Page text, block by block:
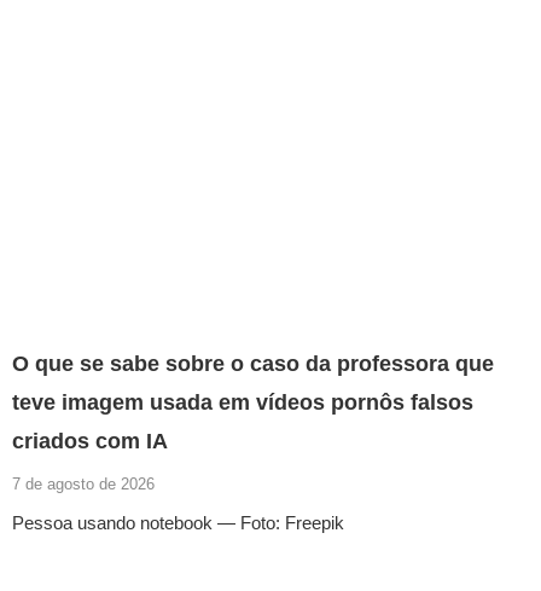
O que se sabe sobre o caso da professora que
teve imagem usada em vídeos pornôs falsos
criados com IA
7 de agosto de 2026
Pessoa usando notebook — Foto: Freepik